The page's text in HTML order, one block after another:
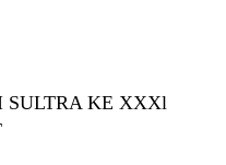
SULTRA KE XXXl